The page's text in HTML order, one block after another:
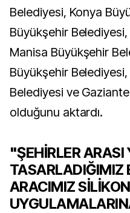
Belediyesi, Konya
Büyükşehir Belediyesi,
Manisa Büyükşehir
Büyükşehir
Belediyesi ve
olduğunu aktardı.
"ŞEHİRLER
TASARLADIĞIMIZ
ARACIMIZ